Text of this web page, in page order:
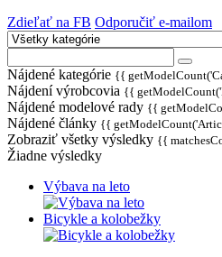
Zdieľať na FB Odporučiť e-mailom
Nájdené kategórie {{
Nájdení výrobcovia {{
Nájdené modelové rady {{
Nájdené články {{
Zobraziť všetky výsledky {{
Žiadne výsledky
Výbava na leto
Bicykle a kolobežky